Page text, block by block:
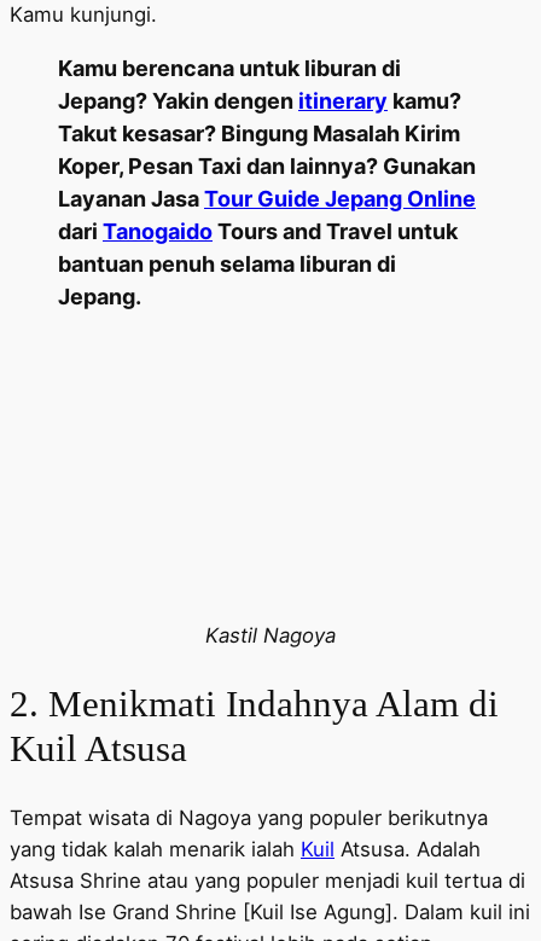
Kamu kunjungi.
Kamu berencana untuk liburan di
Jepang? Yakin dengen itinerary kamu?
Takut kesasar? Bingung Masalah Kirim
Koper, Pesan Taxi dan lainnya? Gunakan
Layanan JasaTour Guide Jepang Online
dari TanogaidoTours and Travel untuk
bantuan penuh selama liburan di
Jepang.
Kastil Nagoya
2. Menikmati Indahnya Alam di
Kuil Atsusa
Tempat wisata di Nagoya yang populer berikutnya
yang tidak kalah menarik ialah Kuil Atsusa. Adalah
Atsusa Shrine atau yang populer menjadi kuil tertua di
bawah Ise Grand Shrine [Kuil Ise Agung]. Dalam kuil ini